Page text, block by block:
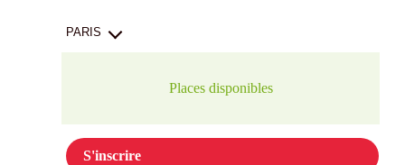
PARIS
Places disponibles
S'inscrire